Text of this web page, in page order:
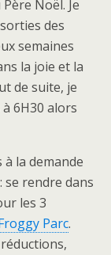
Noël. Je
des
semaines
la joie et la
de suite, je
6H30 alors
la demande
se rendre dans
les 3
Parc.